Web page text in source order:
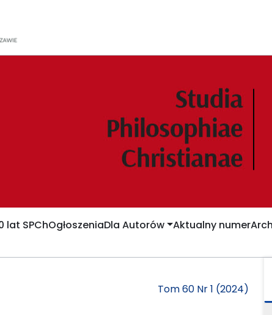
lat SPChOgłoszeniaDla Autorów Aktualny numer
Tom 60 Nr 1 (2024)